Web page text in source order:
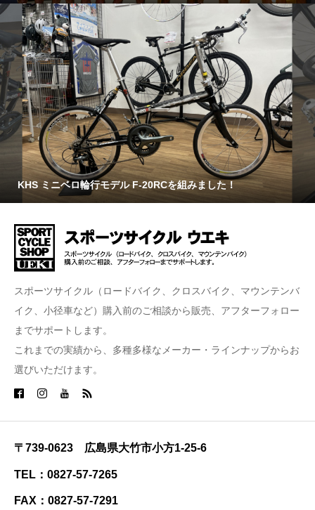
KHS ミニベロ輪行モデル F-20RCを組みました！
スポーツサイクル（ロードバイク、クロスバイク、マウンテンバ
イク、小径車など）購入前のご相談から販売、アフターフォロー
までサポートします。
これまでの実績から、多種多様なメーカー・ラインナップからお
選びいただけます。
〒739-0623 広島県大竹市小方1-25-6
TEL：0827-57-7265
FAX：0827-57-7291